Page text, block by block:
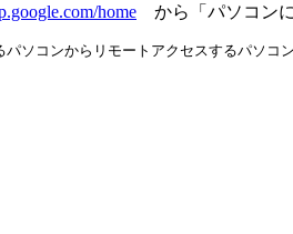
home から「パソコン
パソコンからリモートアクセスするパソ